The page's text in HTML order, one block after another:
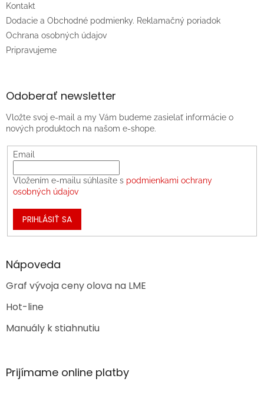
Kontakt
Dodacie a Obchodné podmienky. Reklamačný poriadok
Ochrana osobných údajov
Pripravujeme
Odoberať newsletter
Vložte svoj e-mail a my Vám budeme zasielať informácie o
nových produktoch na našom e-shope.
Email
Vložením e-mailu súhlasíte s podmienkami ochrany
osobných údajov
PRIHLÁSIŤ SA
Nápoveda
Graf vývoja ceny olova na LME
Hot-line
Manuály k stiahnutiu
Prijímame online platby